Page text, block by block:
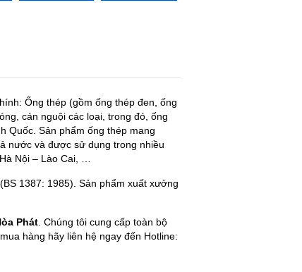
Ống thép (gồm ống thép đen, ống
cán nguội các loại, trong đó, ống
Quốc. Sản phẩm ống thép mang
nước và được sử dụng trong nhiều
Nội – Lào Cai, …
1387: 1985). Sản phẩm xuất xưởng
Phát . Chúng tôi cung cấp toàn bộ
hàng hãy liên hệ ngay đến Hotline: